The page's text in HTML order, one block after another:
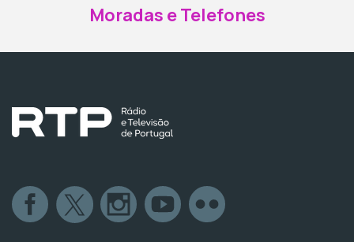
Moradas e Telefones